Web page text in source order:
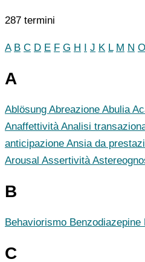
287 termini
A B C D E F G H I J K L M N O
A
Ablösung Abreazione Abulia
AnaffettivitàAnalisi
anticipazione Ansia da
Arousal Assertività
B
Behaviorismo Benzodiazepine
C